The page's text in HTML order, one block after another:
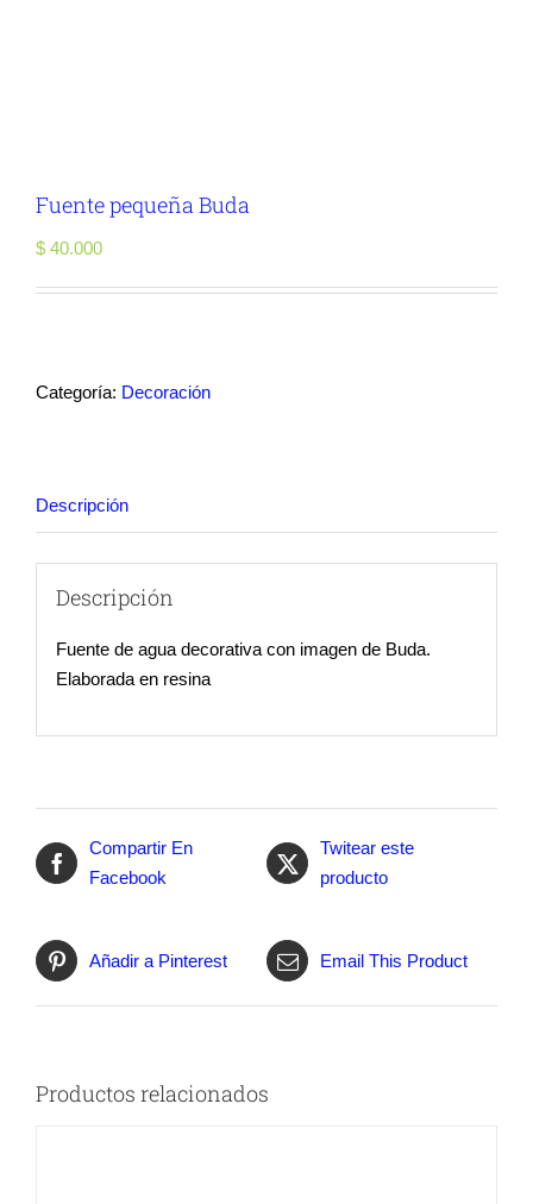
Fuente pequeña Buda
$ 40.000
Categoría: Decoración
Descripción
Descripción
Fuente de agua decorativa con imagen de Buda.
Elaborada en resina
Compartir En
Facebook
Twitear este
producto
Añadir a Pinterest Email This Product
Productos relacionados